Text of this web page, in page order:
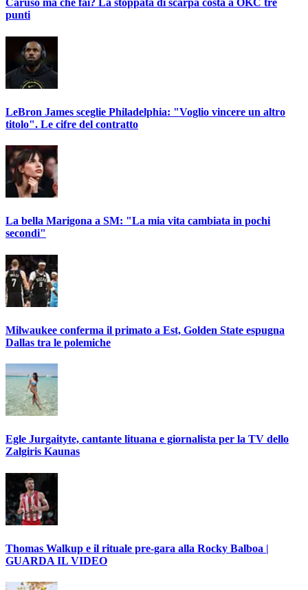
Caruso ma che fai? La stoppata di scarpa costa a OKC tre
punti
LeBron James sceglie Philadelphia: "Voglio vincere un altro
titolo". Le cifre del contratto
La bella Marigona a SM: "La mia vita cambiata in pochi
secondi"
Milwaukee conferma il primato a Est, Golden State espugna
Dallas tra le polemiche
Egle Jurgaityte, cantante lituana e giornalista per la TV dello
Zalgiris Kaunas
Thomas Walkup e il rituale pre-gara alla Rocky Balboa |
GUARDA IL VIDEO